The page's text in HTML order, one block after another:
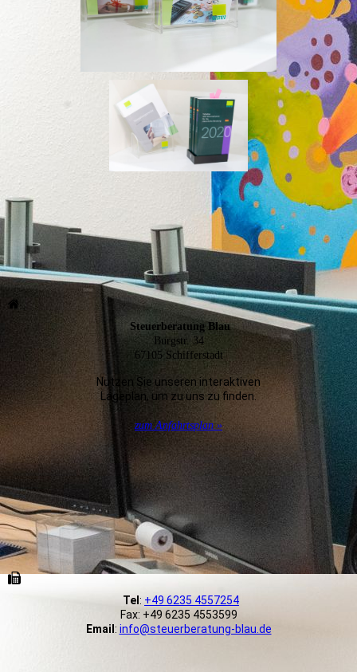
Steuerberatung Blau
Burgstr. 34
67105 Schifferstadt
Nutzen Sie unseren interaktiven
La­ge­plan, um zu uns zu finden.
zum Anfahrtsplan »
Tel : +49 6235 4557254
Fax: +49 6235 4553599
Email : info@steuerberatung-blau.de